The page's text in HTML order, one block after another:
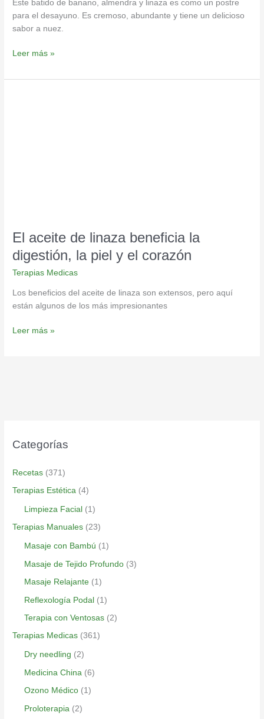
Este batido de banano, almendra y linaza es como un postre
para el desayuno. Es cremoso, abundante y tiene un delicioso
sabor a nuez.
Leer más »
El aceite de linaza beneficia la
digestión, la piel y el corazón
Terapias Medicas
Los beneficios del aceite de linaza son extensos, pero aquí
están algunos de los más impresionantes
corazón
Leer más »
Categorías
Recetas (371)
Terapias Estética (4)
Limpieza Facial (1)
Terapias Manuales (23)
Masaje con Bambú (1)
Masaje de Tejido Profundo (3)
Masaje Relajante (1)
Reflexología Podal (1)
Terapia con Ventosas (2)
Terapias Medicas (361)
Dry needling (2)
Medicina China (6)
Ozono Médico (1)
Proloterapia (2)